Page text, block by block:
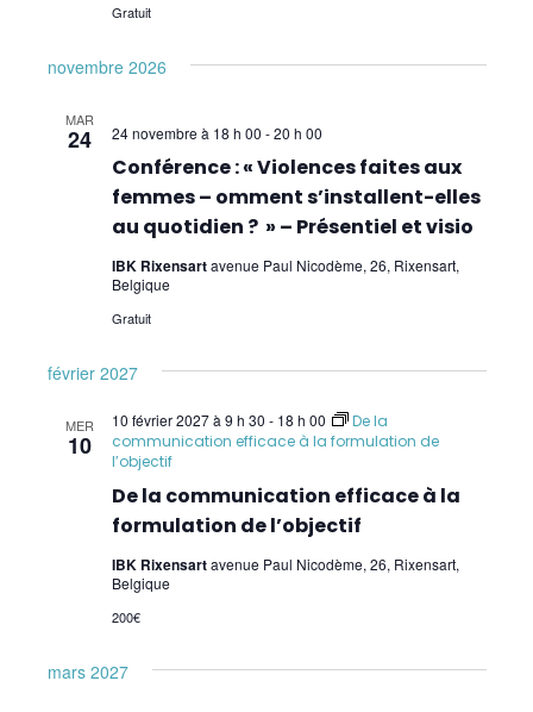
Gratuit
novembre 2026
MAR
24
Conférence : « Violences faites aux
femmes – omment s’installent-elles
au quotidien ? » – Présentiel et visio
24 novembre à 18 h 00 -20 h 00
IBK Rixensartavenue Paul Nicodème, 26, Rixensart,
Belgique
Gratuit
février 2027
MER
10
De la communication efficace à la
formulation de l’objectif
10 février 2027 à 9 h 30 - 18 h 00
De la
communication efficace à la formulation de
l’objectif
IBK Rixensartavenue Paul Nicodème, 26, Rixensart,
Belgique
200€
mars 2027